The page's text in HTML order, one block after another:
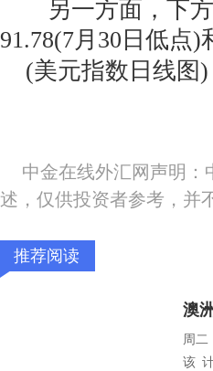
另一方面，下方
91.78(7月30日低点)
(美元指数日线图)
中金在线外汇网声明
述，仅供投资者参考，并
推荐阅读
澳
周二
该